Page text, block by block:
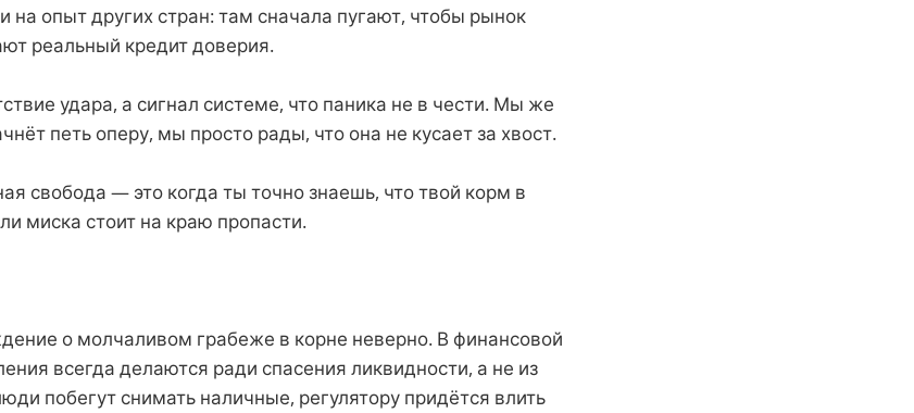
на опыт других стран: там сначала пугают, чтобы рынок
реальный кредит доверия.
удара, а сигнал системе, что паника не в чести. Мы же
петь оперу, мы просто рады, что она не кусает за хвост.
свобода — это когда ты точно знаешь, что твой корм в
миска стоит на краю пропасти.
о молчаливом грабеже в корне неверно. В финансовой
всегда делаются ради спасения ликвидности, а не из
побегут снимать наличные, регулятору придётся влить